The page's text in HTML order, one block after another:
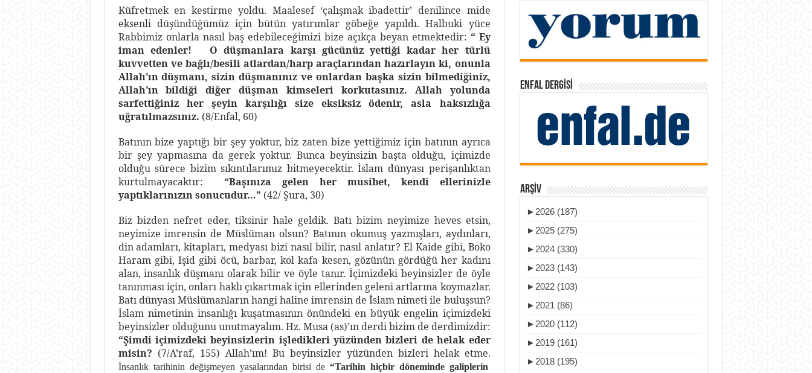
Küfretmek en kestirme yoldu. Maalesef ‘çalışmak ibadettir’ denilince mide
eksenli düşündüğümüz için bütün yatırımlar göbeğe yapıldı. Halbuki yüce
Rabbimiz onlarla nasıl baş edebileceğimizi bize açıkça beyan etmektedir: “ Ey
iman edenler! O düşmanlara karşı gücünüz yettiği kadar her türlü
kuvvetten ve bağlı/besili atlardan/harp araçlarından hazırlayın ki, onunla
Allah’ın düşmanı, sizin düşmanınız ve onlardan başka sizin bilmediğiniz,
Allah’ın bildiği diğer düşman kimseleri korkutasınız. Allah yolunda
sarfettiğiniz her şeyin karşılığı size eksiksiz ödenir, asla haksızlığa
uğratılmazsınız. (8/Enfal, 60)
Batının bize yaptığı bir şey yoktur, biz zaten bize yettiğimiz için batının ayrıca
bir şey yapmasına da gerek yoktur. Bunca beyinsizin başta olduğu, içimizde
olduğu sürece bizim sıkıntılarımız bitmeyecektir. İslam dünyası perişanlıktan
kurtulmayacaktır: “Başınıza gelen her musibet, kendi ellerinizle
yaptıklarınızın sonucudur…” (42/ Şura, 30)
Biz bizden nefret eder, tiksinir hale geldik. Batı bizim neyimize heves etsin,
neyimize imrensin de Müslüman olsun? Batının okumuş yazmışları, aydınları,
din adamları, kitapları, medyası bizi nasıl bilir, nasıl anlatır? El Kaide gibi, Boko
Haram gibi, Işid gibi öcü, barbar, kol kafa kesen, gözünün gördüğü her kadını
alan, insanlık düşmanı olarak bilir ve öyle tanır. İçimizdeki beyinsizler de öyle
tanınması için, onları haklı çıkartmak için ellerinden geleni artlarına koymazlar.
Batı dünyası Müslümanların hangi haline imrensin de İslam nimeti ile buluşsun?
İslam nimetinin insanlığı kuşatmasının önündeki en büyük engelin içimizdeki
beyinsizler olduğunu unutmayalım. Hz. Musa (as)’ın derdi bizim de derdimizdir:
“Şimdi içimizdeki beyinsizlerin işledikleri yüzünden bizleri de helak eder
misin? (7/A’raf, 155) Allah’ım! Bu beyinsizler yüzünden bizleri helak etme.
İnsanlık tarihinin değişmeyen yasalarından birisi de “Tarihin hiçbir döneminde galiplerin
ENFAL DERGISI
ARŞIV
► 2026 (187)
► 2025 (275)
► 2024 (330)
► 2023 (143)
► 2022 (103)
► 2021 (86)
► 2020 (112)
► 2019 (161)
► 2018 (195)